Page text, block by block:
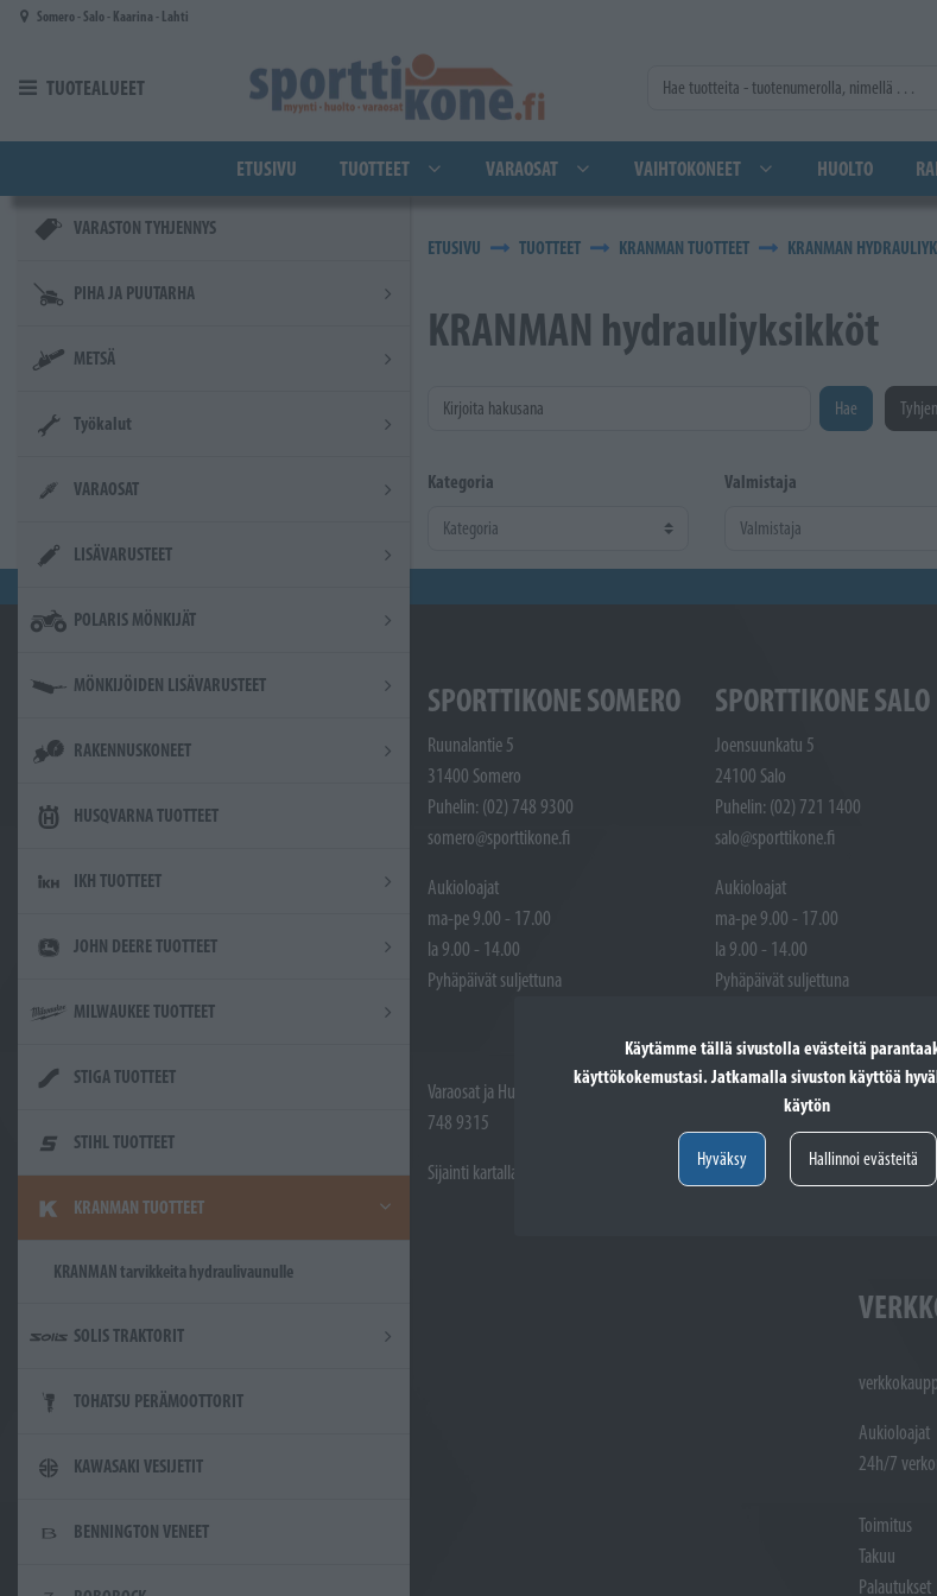
Käytämme tällä sivustolla evästeitä
käyttökokemustasi. Jatkamalla sivuston käyttöä
käytön
Hyväksy Hallinnoi evästeitä
Siirry pääsisältöön
Somero - Salo - Kaarina - Lahti
TUOTEALUEET
ETUSIVU TUOTTEET VARAOSAT VAIHTOKONEET HUOLTO
VARASTON TYHJENNYS
PIHA JA PUUTARHA
METSÄ
Työkalut
VARAOSAT
LISÄVARUSTEET
POLARIS MÖNKIJÄT
MÖNKIJÖIDEN LISÄVARUSTEET
RAKENNUSKONEET
HUSQVARNA TUOTTEET
IKH TUOTTEET
JOHN DEERE TUOTTEET
MILWAUKEE TUOTTEET
STIGA TUOTTEET
STIHL TUOTTEET
KRANMAN TUOTTEET
KRANMAN tarvikkeita hydraulivaunulle
SOLIS TRAKTORIT
TOHATSU PERÄMOOTTORIT
KAWASAKI VESIJETIT
BENNINGTON VENEET
ETUSIVU TUOTTEET KRANMAN TUOTTEET KRANMAN
KRANMAN hydrauliyksikköt
Kirjoita hakusana Hae
Kategoria Valmistaja
SPORTTIKONE SOMERO
Ruunalantie 5
31400 Somero
Puhelin: (02) 748 9300
somero@sporttikone.fi
Aukioloajat
ma-pe 9.00 - 17.00
la 9.00 - 14.00
Pyhäpäivät suljettuna
Varaosat ja Huoltotöiden vastaanotto: (02)
748 9315
Sijainti kartalla
SPORTTIKONE SALO
Joensuunkatu 5
24100 Salo
Puhelin: (02) 721 1400
salo@sporttikone.fi
Aukioloajat
ma-pe 9.00 - 17.00
la 9.00 - 14.00
Pyhäpäivät suljettuna
Varaosat: (02) 721 1407
Huoltotöiden vastaanotto: 02
Sijainti kartalla
Aukioloajat
24h/7
Toimitus
Takuu
Palautukset